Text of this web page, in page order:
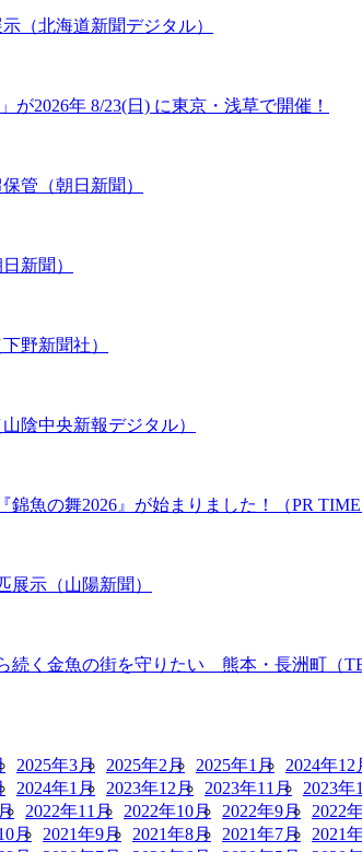
北海道新聞デジタル）
が2026年 8/23(日) に東京・浅草で開催！
管（朝日新聞）
新聞）
野新聞社）
陰中央新報デジタル）
錦魚の舞2026』が始まりました！（PR
示（山陽新聞）
続く金魚の街を守りたい 熊本・長洲町（
2025年3月 2025年2月 2025年1月 2024年12
2024年1月 2023年12月 2023年11月 2023年
2022年11月 2022年10月 2022年9月 2022
月 2021年9月 2021年8月 2021年7月 2021